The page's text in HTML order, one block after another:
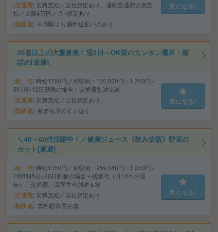
交通費 実費支給／当社規定あり。通勤交通費実費支
払／上限4万円／月※規定あり
勤務地 白岡駅より無料送迎バスあり
気になる!
20名以上の大量募集！週3日～OK梨のカンタン選果・箱
詰め[派遣]
給 与 時給1250円／月収例：120,000円＝1,250円×
8時間×12日勤務の場合＋交通費別途支給
交通費 実費支給／当社規定あり。
勤務地 有名牧場のすぐ近く
気になる!
＼40～60代活躍中！／健康ジュース《飲み放題》野菜の
カット[派遣]
給 与 時給1350円／月収例：259,548円＝1,350円×
7時間45分×20日勤務の場合＋残業代（月10ｈの場
合）、交通費、深夜手当別途支給
交通費 実費支給／当社規定あり。
勤務地 無料駐車場完備
気になる!